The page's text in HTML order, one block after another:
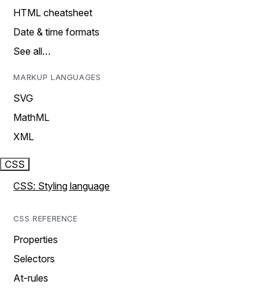
HTML cheatsheet
Date & time formats
See all…
MARKUP LANGUAGES
SVG
MathML
XML
CSS
CSS: Styling language
CSS REFERENCE
Properties
Selectors
At-rules